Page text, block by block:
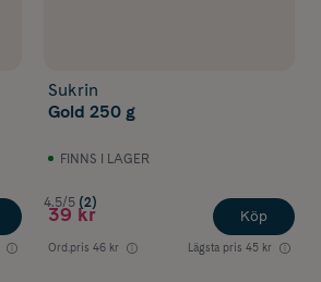
Sukrin
Gold 250 g
FINNS I LAGER
4.5/5 (2)
39 kr
Ord.pris 46 kr Lägsta pris 45 kr
Köp